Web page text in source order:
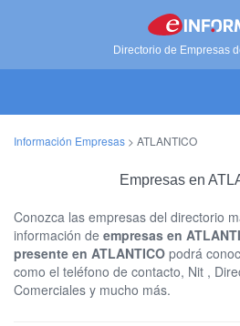
Directorio de Empresas
Información Empresas > ATLANTICO
Empresas en
Conozca las empresas del directorio
información de empresas en
presente en ATLANTICO podrá
como el teléfono de contacto, Nit ,
Comerciales y mucho más.